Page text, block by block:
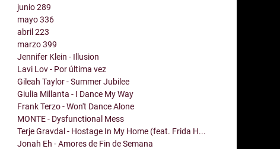
junio289
mayo336
abril223
marzo399
Jennifer Klein - Illusion
Lavi Lov - Por última vez
Gileah Taylor - Summer Jubilee
Giulia Millanta - I Dance My Way
Frank Terzo - Won't Dance Alone
MONTE - Dysfunctional Mess
Terje Gravdal - Hostage In My Home (feat. Frida H...
Jonah Eh - Amores de Fin de Semana